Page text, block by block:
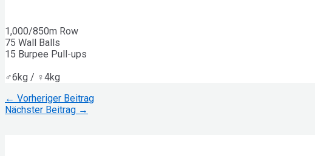
1,000/850m Row
75 Wall Balls
15 Burpee Pull-ups
♂6kg / ♀4kg
Beitragsnavigation
← Vorheriger Beitrag
Nächster Beitrag →